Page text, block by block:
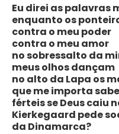
Eu direi as palavras
enquanto os
contra o meu poder
contra o meu amor
no sobressalto da
meus olhos dançam
no alto da Lapa os
que me importa
férteis se Deus caiu
Kierkegaard pede
da Dinamarca?